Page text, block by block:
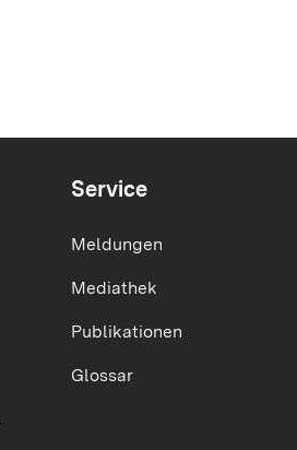
Service
Meldungen
Mediathek
Publikationen
Glossar